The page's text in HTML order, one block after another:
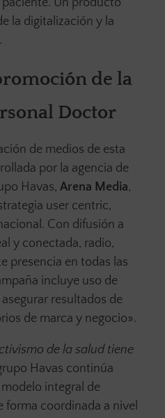
la digitalización y la
de la
Doctor
de medios de esta
por la agencia de
Havas, Arena Media,
user centric,
Con difusión a
y conectada, radio,
presencia en todas las
incluye uso de
resultados de
de marca y negocio».
de la salud tiene
Havas continúa
integral de
forma coordinada a nivel